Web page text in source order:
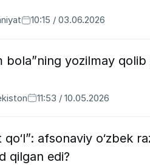
10:15 / 03.06.2026
bola”ning yozilmay qolib
11:53 / 10.05.2026
qo‘l”: afsonaviy o‘zbek
qilgan edi?